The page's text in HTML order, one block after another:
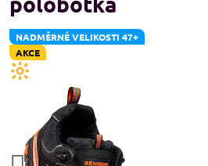
NADMĚRNÉ VELIKOSTI 47+
AKCE